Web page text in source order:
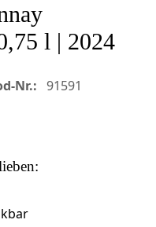
l | 2024
Nr.: 91591